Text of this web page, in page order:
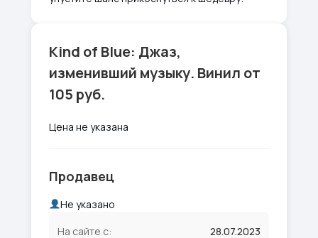
Kind of Blue: Джаз,
изменивший музыку. Винил от
105 руб.
Цена не указана
Продавец
Не указано
На сайте с:
28.07.2023